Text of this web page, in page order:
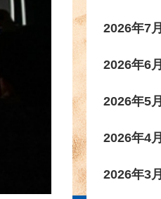
2026年7月
2026年6月
2026年5月
2026年4月
2026年3月